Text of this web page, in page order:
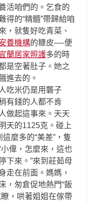
活咱們的。乞食的
得的“精髓”帶歸給咱
，就隻好吃青菜、
養機構的糠皮—-便
蘭居家照護多的時
是空著肚子。她之
進去的。
吃米仍是用礱子
有錢的人都不肯
做起這事來。天天
天的1125克。碰上
麼多的“美差”，隻
小偉，怎麼來，這也
下來。”來到莊茹母
走在前面。媽媽，
，匆倉促地熱門“飯
，哄著姐姐在傢帶